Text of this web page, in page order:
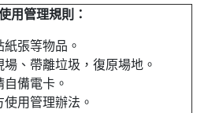
用管理規則：
張等物品。
、帶離垃圾，復原場地。
備電卡。
用管理辦法。